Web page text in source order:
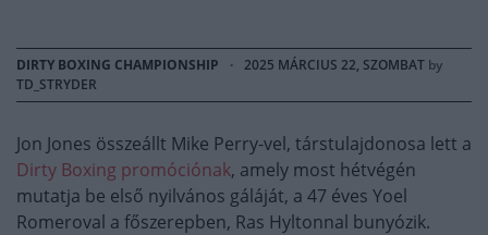
DIRTY BOXING CHAMPIONSHIP · 2025 MÁRCIUS 22, SZOMBAT by
TD_STRYDER
Jon Jones összeállt Mike Perry-vel, társtulajdonosa lett a
Dirty Boxing promóciónak, amely most hétvégén
mutatja be első nyilvános gáláját, a 47 éves Yoel
Romeroval a főszerepben, Ras Hyltonnal bunyózik.